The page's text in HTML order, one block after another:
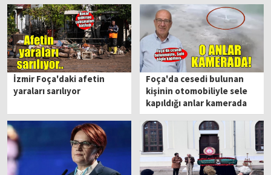
İzmir Foça'daki afetin
yaraları sarılıyor
Foça'da cesedi bulunan
kişinin otomobiliyle sele
kapıldığı anlar kamerada